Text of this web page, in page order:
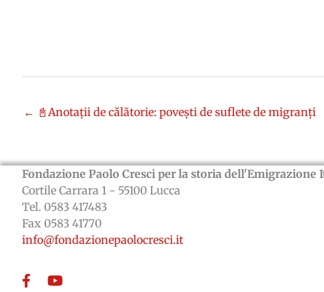
← 📓Anotații de călătorie: povești de suflete de migranți
Fondazione Paolo Cresci per la storia dell'Emigrazione
Cortile Carrara 1 - 55100 Lucca
Tel. 0583 417483
Fax 0583 41770
info@fondazionepaolocresci.it
FacebookYouTube